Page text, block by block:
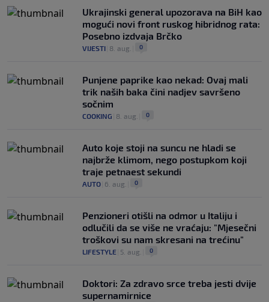
Ukrajinski general upozorava na BiH kao
mogući novi front ruskog hibridnog rata:
Posebno izdvaja Brčko
VIJESTI 8. aug. 0
Punjene paprike kao nekad: Ovaj mali
trik naših baka čini nadjev savršeno
sočnim
COOKING 8. aug. 0
Auto koje stoji na suncu ne hladi se
najbrže klimom, nego postupkom koji
traje petnaest sekundi
AUTO 6. aug. 0
Penzioneri otišli na odmor u Italiju i
odlučili da se više ne vraćaju: "Mjesečni
troškovi su nam skresani na trećinu"
LIFESTYLE 5. aug. 0
Doktori: Za zdravo srce treba jesti dvije
supernamirnice